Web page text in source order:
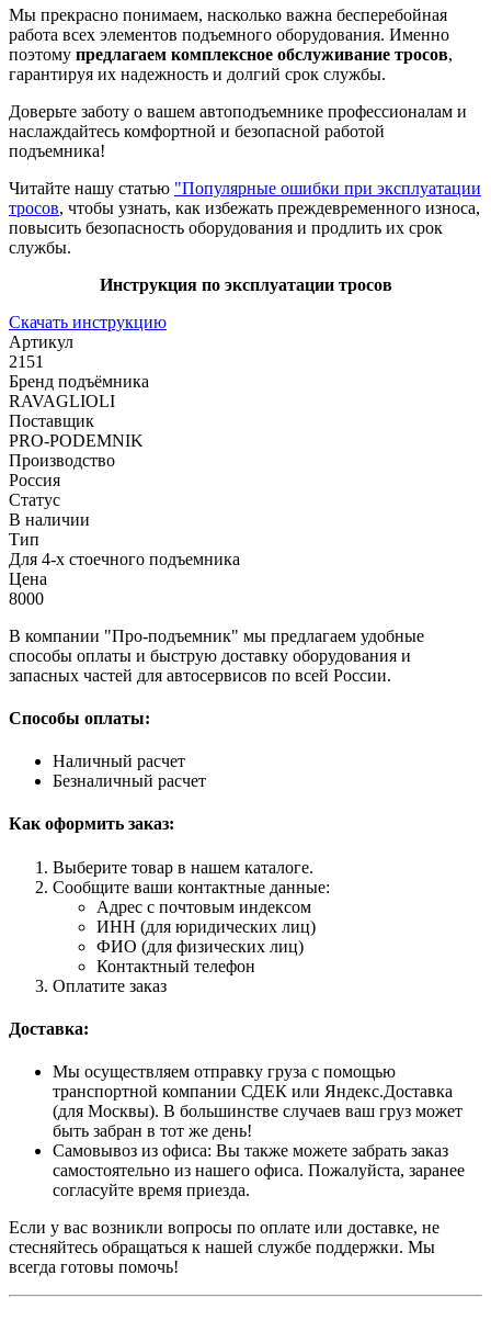
Мы прекрасно понимаем, насколько важна бесперебойная
работа всех элементов подъемного оборудования. Именно
поэтому предлагаем комплексное обслуживание тросов,
гарантируя их надежность и долгий срок службы.
Доверьте заботу о вашем автоподъемнике профессионалам и
наслаждайтесь комфортной и безопасной работой
подъемника!
Читайте нашу статью "Популярные ошибки при эксплуатации
тросов, чтобы узнать, как избежать преждевременного износа,
повысить безопасность оборудования и продлить их срок
службы.
Инструкция по эксплуатации тросов
Скачать инструкцию
Артикул
2151
Бренд подъёмника
RAVAGLIOLI
Поставщик
PRO-PODEMNIK
Производство
Россия
Статус
В наличии
Тип
Для 4-х стоечного подъемника
Цена
8000
В компании "Про-подъемник" мы предлагаем удобные
способы оплаты и быструю доставку оборудования и
запасных частей для автосервисов по всей России.
Способы оплаты:
Наличный расчет
Безналичный расчет
Как оформить заказ:
Выберите товар в нашем каталоге.
Сообщите ваши контактные данные:
Адрес с почтовым индексом
ИНН (для юридических лиц)
ФИО (для физических лиц)
Контактный телефон
Оплатите заказ
Доставка:
Мы осуществляем отправку груза с помощью
транспортной компании СДЕК или Яндекс.Доставка
(для Москвы). В большинстве случаев ваш груз может
быть забран в тот же день!
Самовывоз из офиса: Вы также можете забрать заказ
самостоятельно из нашего офиса. Пожалуйста, заранее
согласуйте время приезда.
Если у вас возникли вопросы по оплате или доставке, не
стесняйтесь обращаться к нашей службе поддержки. Мы
всегда готовы помочь!